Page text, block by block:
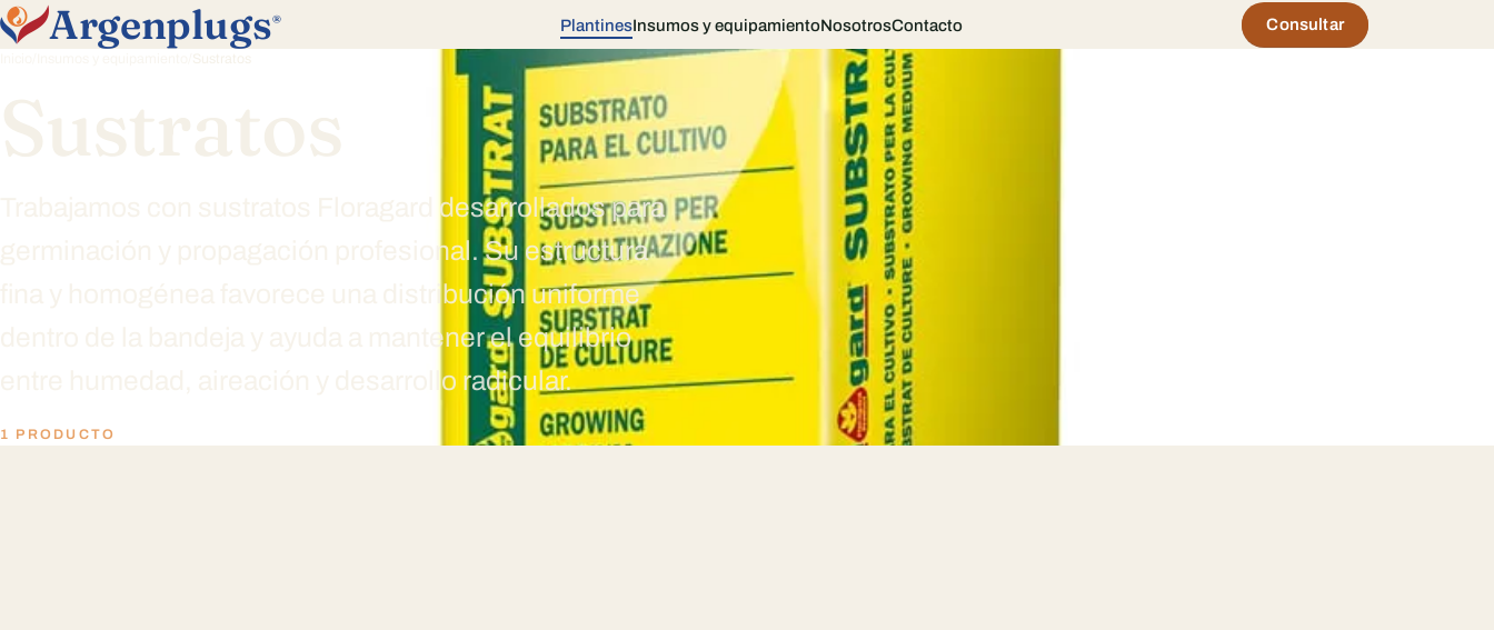
Argenplugs® PlantinesInsumos y equipamientoNosotrosContacto Consultar
Sustratos
Sustratos
Trabajamos con sustratos Floragard desarrollados para
germinación y propagación profesional. Su estructura
fina y homogénea favorece una distribución uniforme
dentro de la bandeja y ayuda a mantener el equilibrio
entre humedad, aireación y desarrollo radicular.
1 PRODUCTO